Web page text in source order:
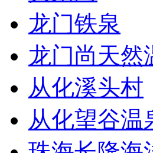
龙门铁泉
龙门尚天然
从化溪头村
从化望谷温